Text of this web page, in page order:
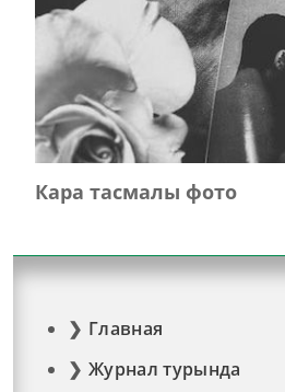
Кара тасмалы фото
Главная
Журнал турында